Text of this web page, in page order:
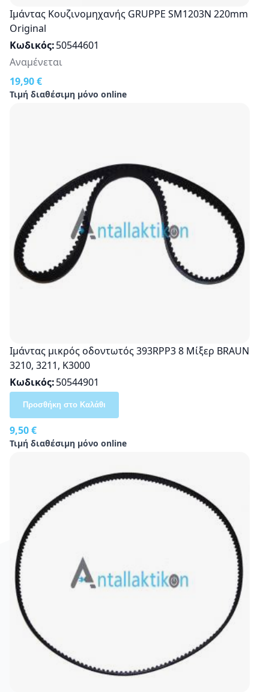
Ιμάντας Κουζινομηχανής GRUPPE SM1203N 220mm
Original
Κωδικός 50544601
19,90 €
Τιμή διαθέσιμη μόνο online
Αναμένεται
Ιμάντας μικρός οδοντωτός 393RPP3 8 Μίξερ BRAUN
3210, 3211, K3000
Κωδικός 50544901
9,50 €
Τιμή διαθέσιμη μόνο online
Προσθήκη στο Καλάθι